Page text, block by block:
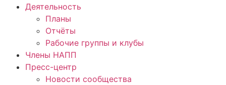
Деятельность
Планы
Отчёты
Рабочие группы и клубы
Члены НАПП
Пресс-центр
Новости сообщества